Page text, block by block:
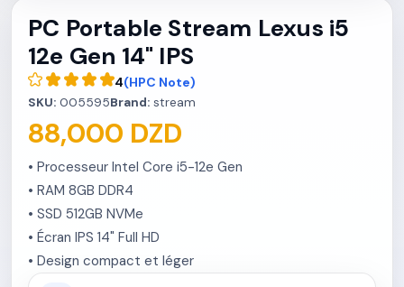
PC Portable Stream Lexus i5
12e Gen 14" IPS
4(HPC Note)
SKU: 005595Brand: stream
88,000 DZD
• Processeur Intel Core i5-12e Gen
• RAM 8GB DDR4
• SSD 512GB NVMe
• Écran IPS 14" Full HD
• Design compact et léger